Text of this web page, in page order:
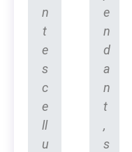
n
t
e
s
c
e
ll
u
e
n
d
a
n
t
,
s